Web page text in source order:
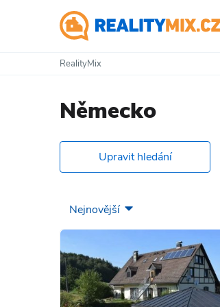
RealityMix
Německo
Upravit hledání